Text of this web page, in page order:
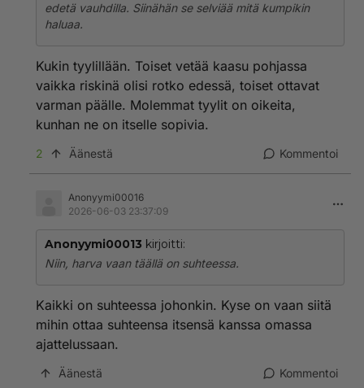
edetä vauhdilla. Siinähän se selviää mitä kumpikin
haluaa.
Kukin tyylillään. Toiset vetää kaasu pohjassa
vaikka riskinä olisi rotko edessä, toiset ottavat
varman päälle. Molemmat tyylit on oikeita,
kunhan ne on itselle sopivia.
2 Äänestä Kommentoi
Anonyymi00016
2026-06-03 23:37:09
Anonyymi00013 kirjoitti:
Niin, harva vaan täällä on suhteessa.
Kaikki on suhteessa johonkin. Kyse on vaan siitä
mihin ottaa suhteensa itsensä kanssa omassa
ajattelussaan.
Äänestä Kommentoi